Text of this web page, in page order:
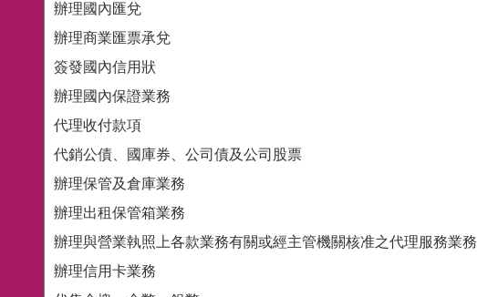
辦理國內匯兌
辦理商業匯票承兌
簽發國內信用狀
辦理國內保證業務
代理收付款項
代銷公債、國庫券、公司債及公司股票
辦理保管及倉庫業務
辦理出租保管箱業務
辦理與營業執照上各款業務有關或經主管機關核准之代理服務業務
辦理信用卡業務